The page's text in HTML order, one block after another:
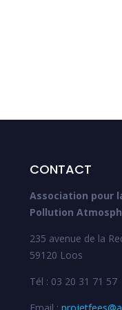
CONTACT
Association pour
Pollution
235 avenue de la
59120 Loos
Tél : 03 20 31 71 57